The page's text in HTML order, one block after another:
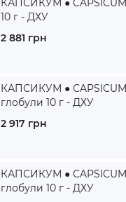
КАПСИКУМ ●
10 г - ДХУ
2 881 грн
КАПСИКУМ ● CAPSICUM
глобули 10 г - ДХУ
2 917 грн
КАПСИКУМ ●
глобули 10 г - ДХУ